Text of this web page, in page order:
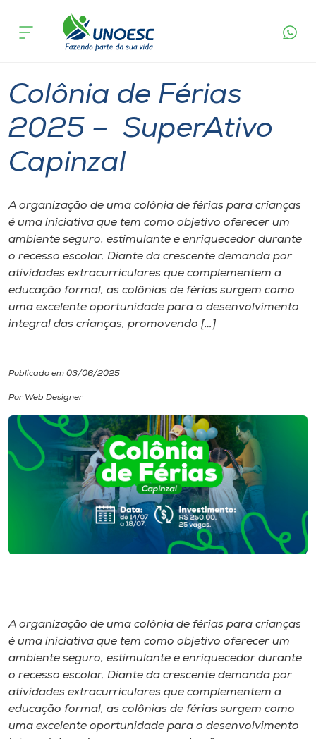
Cursos
Pesquisa
Atendimento ao Estudante
Portal de Ensino
A
Internacionalização
Cultura
CPA
Editora
Museu
Unoesc
Store
acontece
Colônia de Férias
2025 – SuperAtivo
Capinzal
A organização de uma colônia de férias para crianças
é uma iniciativa que tem como objetivo oferecer um
ambiente seguro, estimulante e enriquecedor durante
o recesso escolar. Diante da crescente demanda por
atividades extracurriculares que complementem a
educação formal, as colônias de férias surgem como
uma excelente oportunidade para o desenvolvimento
integral das crianças, promovendo […]
Publicado em 03/06/2025
Por Web Designer
A organização de uma colônia de férias para crianças
é uma iniciativa que tem como objetivo oferecer um
ambiente seguro, estimulante e enriquecedor durante
o recesso escolar. Diante da crescente demanda por
atividades extracurriculares que complementem a
educação formal, as colônias de férias surgem como
uma excelente oportunidade para o desenvolvimento